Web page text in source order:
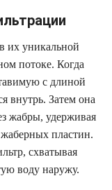
их уникальной
потоке. Когда
с длиной
внутрь. Затем она
жабры, удерживая
пластин.
схватывая
воду наружу.